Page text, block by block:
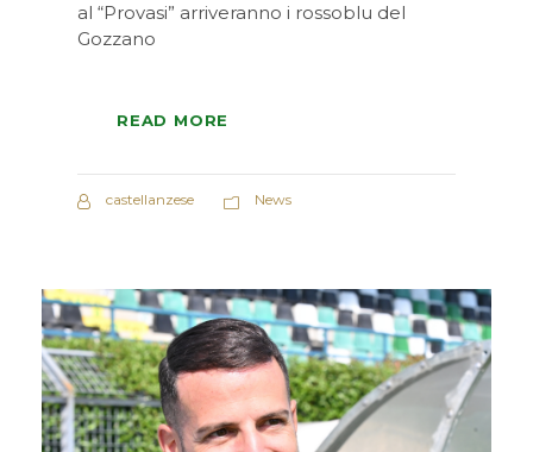
al “Provasi” arriveranno i rossoblu del
Gozzano
READ MORE
castellanzese News